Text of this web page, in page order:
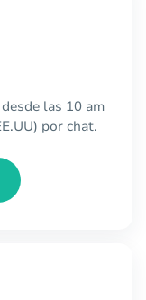
las 10 am
por chat.